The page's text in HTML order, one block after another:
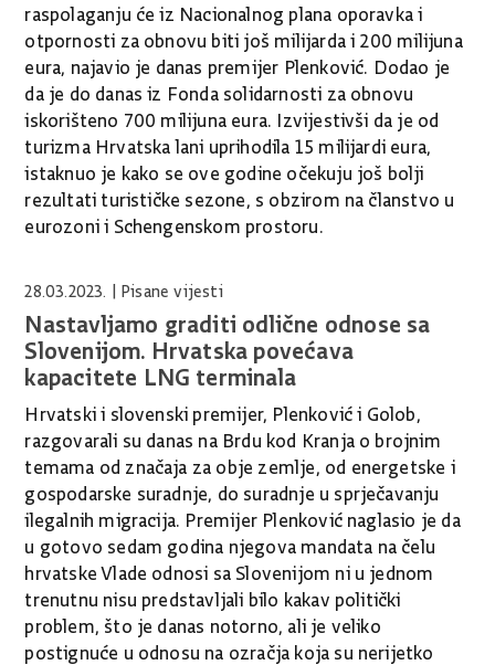
raspolaganju će iz Nacionalnog plana oporavka i
otpornosti za obnovu biti još milijarda i 200 milijuna
eura, najavio je danas premijer Plenković. Dodao je
da je do danas iz Fonda solidarnosti za obnovu
iskorišteno 700 milijuna eura. Izvijestivši da je od
turizma Hrvatska lani uprihodila 15 milijardi eura,
istaknuo je kako se ove godine očekuju još bolji
rezultati turističke sezone, s obzirom na članstvo u
eurozoni i Schengenskom prostoru.
28.03.2023. | Pisane vijesti
Nastavljamo graditi odlične odnose sa
Slovenijom. Hrvatska povećava
kapacitete LNG terminala
Hrvatski i slovenski premijer, Plenković i Golob,
razgovarali su danas na Brdu kod Kranja o brojnim
temama od značaja za obje zemlje, od energetske i
gospodarske suradnje, do suradnje u sprječavanju
ilegalnih migracija. Premijer Plenković naglasio je da
u gotovo sedam godina njegova mandata na čelu
hrvatske Vlade odnosi sa Slovenijom ni u jednom
trenutnu nisu predstavljali bilo kakav politički
problem, što je danas notorno, ali je veliko
postignuće u odnosu na ozračja koja su nerijetko